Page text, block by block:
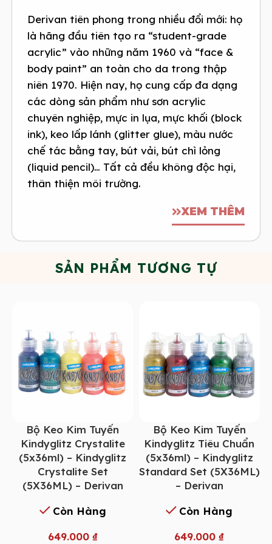
Derivan tiên phong trong nhiều đổi mới: họ
là hãng đầu tiên tạo ra “student-grade
acrylic” vào những năm 1960 và “face &
body paint” an toàn cho da trong thập
niên 1970. Hiện nay, họ cung cấp đa dạng
các dòng sản phẩm như sơn acrylic
chuyên nghiệp, mực in lụa, mực khối (block
ink), keo lấp lánh (glitter glue), màu nước
chế tác bằng tay, bút vải, bút chì lỏng
(liquid pencil)… Tất cả đều không độc hại,
thân thiện môi trường.
XEM THÊM
SẢN PHẨM TƯƠNG TỰ
Bộ Keo Kim Tuyến
Kindyglitz Crystalite
(5x36ml) – Kindyglitz
Crystalite Set
(5X36ML) – Derivan
Còn Hàng
649.000 ₫
Bộ Keo Kim Tuyến
Kindyglitz Tiêu Chuẩn
(5x36ml) – Kindyglitz
Standard Set (5X36ML)
– Derivan
Còn Hàng
649.000₫